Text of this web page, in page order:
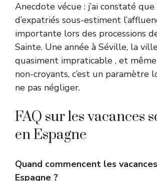
Anecdote vécue : j’ai constaté
d’expatriés sous-estiment
importante lors des processions
Sainte. Une année à Séville, la
quasiment impraticable , et
non-croyants, c’est un paramètre
ne pas négliger.
FAQ sur les vacances
en Espagne
Quand commencent les
Espagne ?